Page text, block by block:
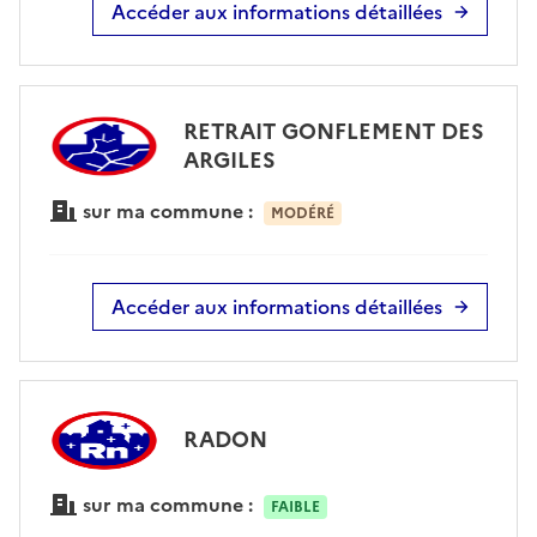
Accéder aux informations détaillées
RETRAIT GONFLEMENT DES
ARGILES
sur ma commune : MODÉRÉ
Accéder aux informations détaillées
RADON
sur ma commune : FAIBLE